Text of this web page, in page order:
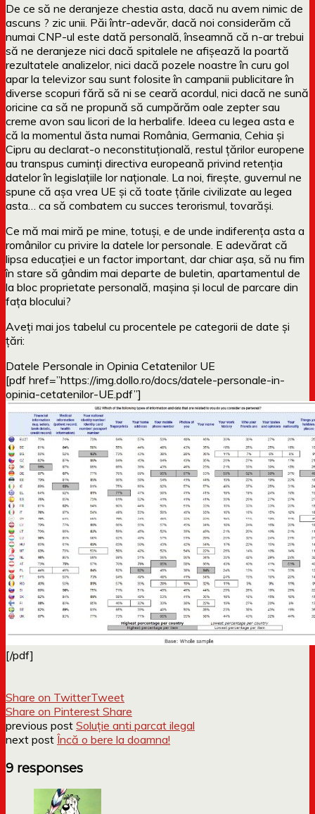
De ce să ne deranjeze chestia asta, dacă nu avem nimic de
ascuns ? zic unii. Păi într-adevăr, dacă noi considerăm că
numai CNP-ul este dată personală, înseamnă că n-ar trebui
să ne deranjeze nici dacă spitalele ne afișează la poartă
rezultatele analizelor, nici dacă pozele noastre în curu gol
apar la televizor sau sunt folosite în campanii publicitare în
diverse scopuri fără să ni se ceară acordul, nici dacă ne sună
oricine ca să ne propună să cumpărăm oale zepter sau
creme avon sau licori de la herbalife. Ideea cu legea asta e
că la momentul ăsta numai România, Germania, Cehia și
Cipru au declarat-o neconstituțională, restul țărilor europene
au transpus cuminți directiva europeană privind retenția
datelor în legislațiile lor naționale. La noi, firește, guvernul ne
spune că așa vrea UE și că toate țările civilizate au legea
asta… ca să combatem cu succes terorismul, tovarăși.
Ce mă mai miră pe mine, totuși, e de unde indiferența asta a
românilor cu privire la datele lor personale. E adevărat că
lipsa educației e un factor important, dar chiar așa, să nu fim
în stare să gândim mai departe de buletin, apartamentul de
la bloc proprietate personală, mașina și locul de parcare din
fața blocului?
Aveți mai jos tabelul cu procentele pe categorii de date și
țări:
Datele Personale in Opinia Cetatenilor UE
[pdf href=”https://img.dollo.ro/docs/datele-personale-in-
opinia-cetatenilor-UE.pdf”]
[/pdf]
Share on TwitterTweet
Share on Pinterest Share
previous post Soluție anti parcat ilegal
next post Încă o bere la doamna!
9 responses